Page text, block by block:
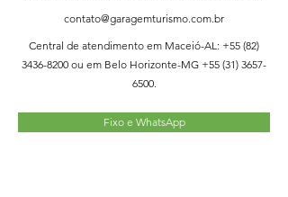
contato@garagemturismo.com.br
Central de atendimento em Maceió-AL: +55 (82)
3436-8200 ou em Belo Horizonte-MG +55 (31) 3657-
6500.
Fixo e WhatsApp